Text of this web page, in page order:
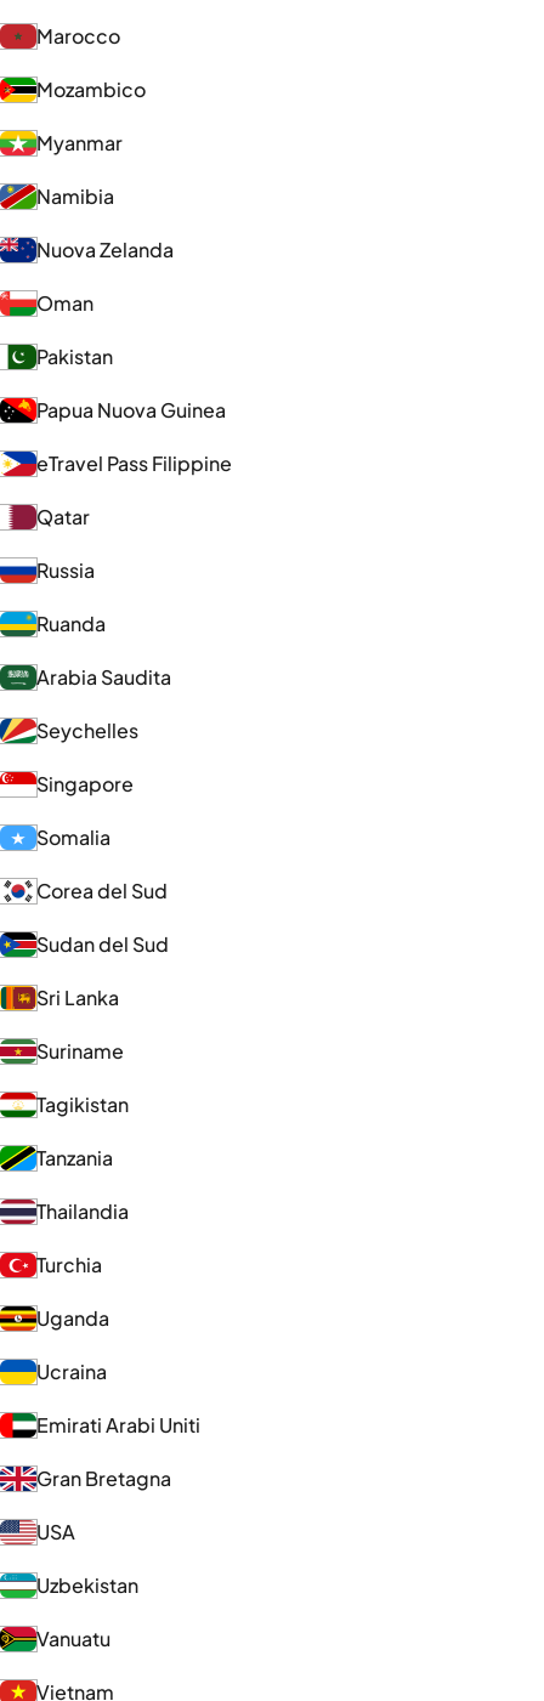
Marocco
Mozambico
Myanmar
Namibia
Nuova Zelanda
Oman
Pakistan
Papua Nuova Guinea
eTravel Pass Filippine
Qatar
Russia
Ruanda
Arabia Saudita
Seychelles
Singapore
Somalia
Corea del Sud
Sudan del Sud
Sri Lanka
Suriname
Tagikistan
Tanzania
Thailandia
Turchia
Uganda
Ucraina
Emirati Arabi Uniti
Gran Bretagna
USA
Uzbekistan
Vanuatu
Vietnam